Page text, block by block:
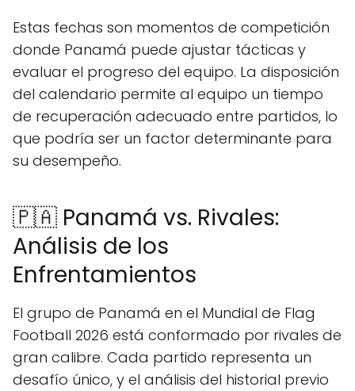
Estas fechas son momentos de competición
donde Panamá puede ajustar tácticas y
evaluar el progreso del equipo. La disposición
del calendario permite al equipo un tiempo
de recuperación adecuado entre partidos, lo
que podría ser un factor determinante para
su desempeño.
🇵🇦 Panamá vs. Rivales:
Análisis de los
Enfrentamientos
El grupo de Panamá en el Mundial de Flag
Football 2026 está conformado por rivales de
gran calibre. Cada partido representa un
desafío único, y el análisis del historial previo